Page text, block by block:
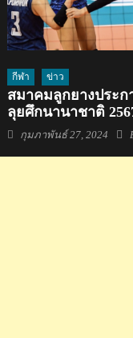
กีฬา ข่าว
สมาคมลูกยางประก
ลุยศึกนานาชาติ
Posted
กุมภาพันธ์ 27, 2024